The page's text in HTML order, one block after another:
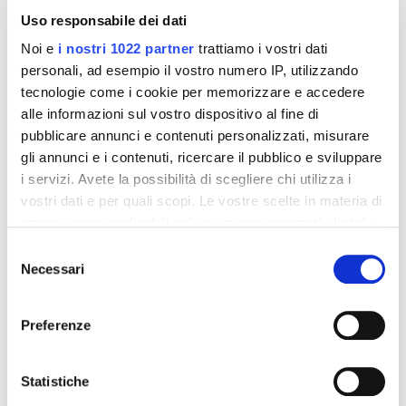
Uso responsabile dei dati
Noi e i nostri 1022 partner trattiamo i vostri dati
personali, ad esempio il vostro numero IP, utilizzando
tecnologie come i cookie per memorizzare e accedere
alle informazioni sul vostro dispositivo al fine di
pubblicare annunci e contenuti personalizzati, misurare
gli annunci e i contenuti, ricercare il pubblico e sviluppare
i servizi. Avete la possibilità di scegliere chi utilizza i
vostri dati e per quali scopi. Le vostre scelte in materia di
modificare o revocare il proprio consenso in qualsiasi
momento dalla Dichiarazione sui cookie o facendo clic
raccogliere informazioni sulla tua posizione
geografica, con un'approssimazione di qualche
delNecessari
Preferenze
Statistiche
bustine
Aggiungi al
Amin 21 K neutro
55,18 €